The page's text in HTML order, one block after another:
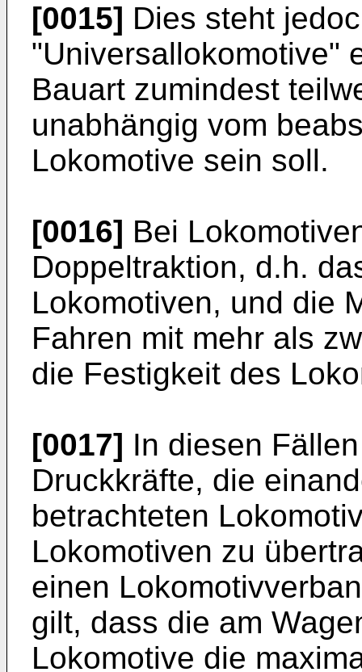
[0015] Dies steht
"Universallokomotive"
Bauart zumindest
unabhängig vom
Lokomotive sein soll.
[0016] Bei
Doppeltraktion, d.h.
Lokomotiven, und die
Fahren mit mehr als
die Festigkeit des
[0017] In diesen
Druckkräfte, die
betrachteten
Lokomotiven zu
einen
gilt, dass die am
Lokomotive die